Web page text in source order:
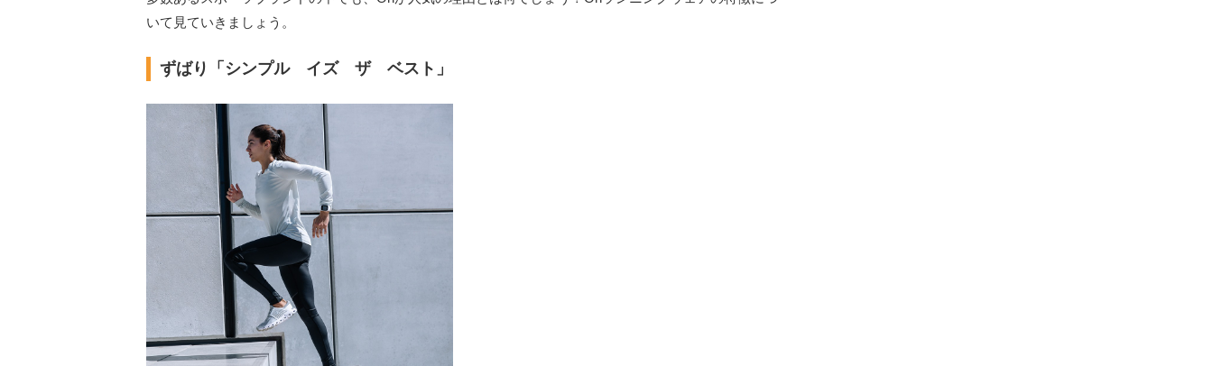
いて見ていきましょう。
ずばり「シンプル イズ ザ ベスト」